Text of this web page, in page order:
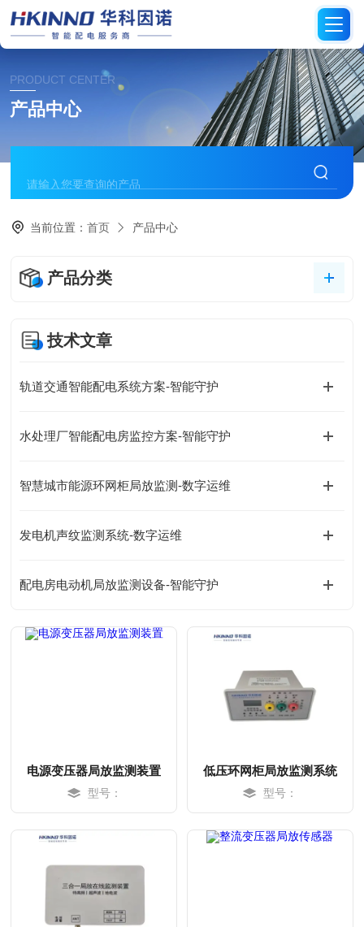
PRODUCT CENTER
产品中心
当前位置：首页 产品中心
产品分类
技术文章
轨道交通智能配电系统方案-智能守护
水处理厂智能配电房监控方案-智能守护
智慧城市能源环网柜局放监测-数字运维
发电机声纹监测系统-数字运维
配电房电动机局放监测设备-智能守护
电源变压器局放监测装置
型号：
低压环网柜局放监测系统
型号：